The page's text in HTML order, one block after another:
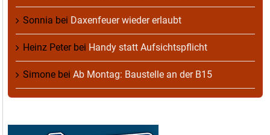
Sonnia bei Daxenfeuer wieder erlaubt
Heinz Peterbei Handy statt Aufsichtspflicht
Simone bei Ab Montag: Baustelle an der B15